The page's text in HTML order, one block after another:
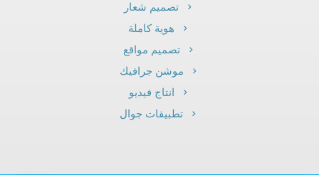
تصميم شعار
هوية كاملة
تصميم مواقع
موشن جرافيك
انتاج فيديو
تطبيقات جوال